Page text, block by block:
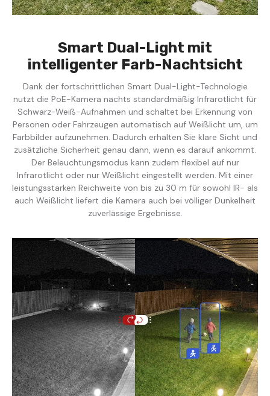
Smart Dual-Light mit
intelligenter Farb-Nachtsicht
Dank der fortschrittlichen Smart Dual-Light-Technologie
nutzt die PoE-Kamera nachts standardmäßig Infrarotlicht für
Schwarz-Weiß-Aufnahmen und schaltet bei Erkennung von
Personen oder Fahrzeugen automatisch auf Weißlicht um, um
Farbbilder aufzunehmen. Dadurch erhalten Sie klare Sicht und
zusätzliche Sicherheit genau dann, wenn es darauf ankommt.
Der Beleuchtungsmodus kann zudem flexibel auf nur
Infrarotlicht oder nur Weißlicht eingestellt werden. Mit einer
leistungsstarken Reichweite von bis zu 30 m für sowohl IR- als
auch Weißlicht liefert die Kamera auch bei völliger Dunkelheit
zuverlässige Ergebnisse.